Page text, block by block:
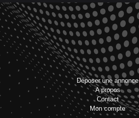
Déposer une annonce
A propos
Contact
Mon compte